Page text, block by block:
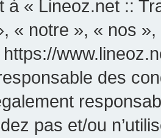
à « Lineoz.net ::
« notre », « nos
des
pas et/ou